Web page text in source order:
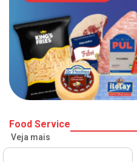
Food Service
Veja mais